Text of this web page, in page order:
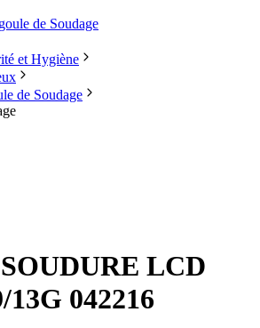
de Soudage
et Hygiène
de Soudage
LCD
042216